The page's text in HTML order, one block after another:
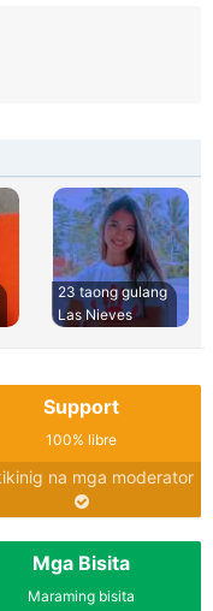
23 taong gulang
Las Nieves
Support
100% libre
na mga moderator
Mga Bisita
Maraming bisita